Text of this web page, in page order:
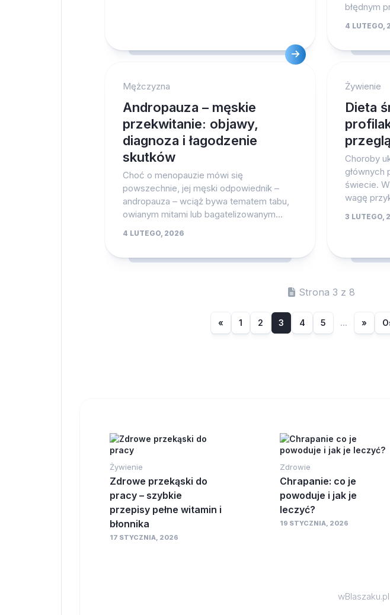
błędnym
4 LUTEGO,
Mężczyzna
Andropauza – męskie
przekwitanie: objawy,
diagnoza i łagodzenie
skutków
Choć o menopauzie mówi się
powszechnie, jej męski odpowiednik –
andropauza – wciąż bywa tematem tabu,
owianym mitami lub bagatelizowanym...
4 LUTEGO, 2026
Żywienie
Dieta
Choroby
głównych
świecie.
wagę
3 LUTEGO,
Strona 3 z 8
« 1 2 3 4 5 ... »
Żywienie
Zdrowe przekąski do
pracy – szybkie
przepisy pełne witamin i
błonnika
17 STYCZNIA, 2026
Zdrowie
Chrapanie: co je
powoduje i jak je
leczyć?
19 STYCZNIA, 2026